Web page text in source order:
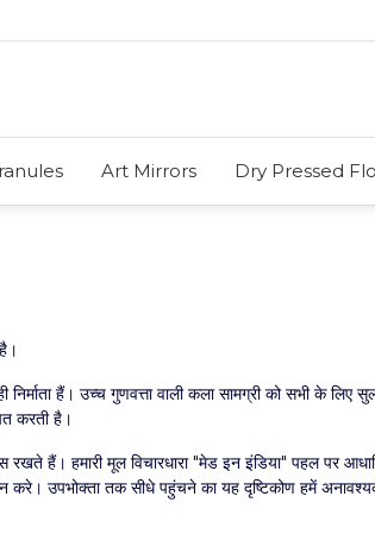
Art Mirrors Dry Pressed
निर्माता हैं। उच्च गुणवत्ता वाली कला सामग्री को सभी के
करती है।
रखते हैं। हमारी मूल विचारधारा "मेड इन इंडिया" पहल पर
करे। उपभोक्ता तक सीधे पहुंचने का यह दृष्टिकोण हमें